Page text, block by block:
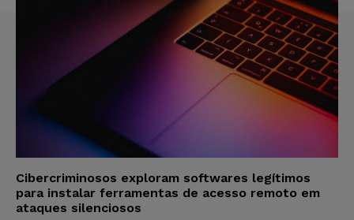
Cibercriminosos exploram softwares legítimos
para instalar ferramentas de acesso remoto em
ataques silenciosos